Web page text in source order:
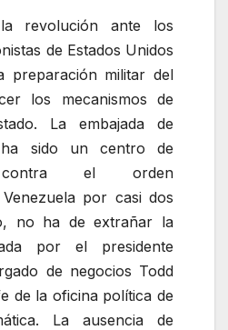
revolución ante los
de Estados Unidos
preparación militar del
los mecanismos de
La embajada de
ha sido un centro de
contra el orden
por casi dos
no ha de extrañar la
por el presidente
de negocios Todd
de la oficina política de
La ausencia de